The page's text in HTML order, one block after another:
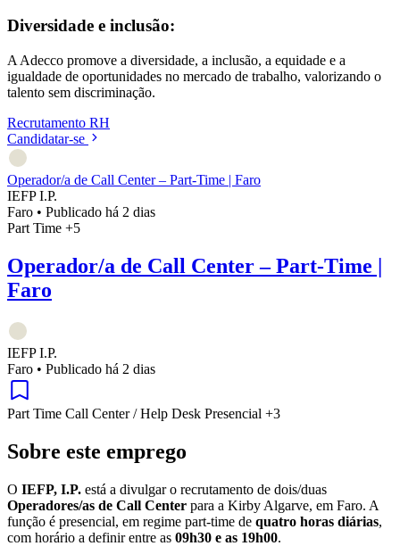
Diversidade e inclusão:
A Adecco promove a diversidade, a inclusão, a equidade e a
igualdade de oportunidades no mercado de trabalho, valorizando o
talento sem discriminação.
Recrutamento RH
Candidatar-se
Operador/a de Call Center – Part-Time | Faro
IEFP I.P.
Faro • Publicado há 2 dias
Part Time +5
Operador/a de Call Center – Part-Time |
Faro
IEFP I.P.
Faro • Publicado há 2 dias
Part Time Call Center / Help Desk Presencial +3
Sobre este emprego
O IEFP, I.P. está a divulgar o recrutamento de dois/duas
Operadores/as de Call Center para a Kirby Algarve, em Faro. A
função é presencial, em regime part-time de quatro horas diárias,
com horário a definir entre as 09h30 e as 19h00.